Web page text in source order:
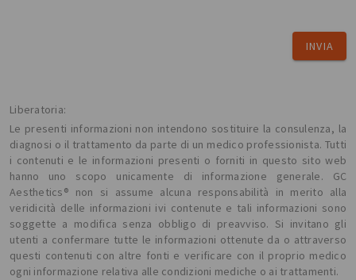
INVIA
Liberatoria:
Le presenti informazioni non intendono sostituire la consulenza, la
diagnosi o il trattamento da parte di un medico professionista. Tutti
i contenuti e le informazioni presenti o forniti in questo sito web
hanno uno scopo unicamente di informazione generale. GC
Aesthetics® non si assume alcuna responsabilità in merito alla
veridicità delle informazioni ivi contenute e tali informazioni sono
soggette a modifica senza obbligo di preavviso. Si invitano gli
utenti a confermare tutte le informazioni ottenute da o attraverso
questi contenuti con altre fonti e verificare con il proprio medico
ogni informazione relativa alle condizioni mediche o ai trattamenti.